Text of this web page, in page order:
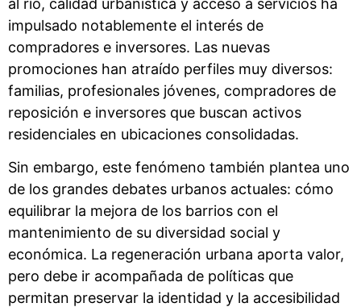
impulsado notablemente el interés de
compradores e inversores. Las nuevas
promociones han atraído perfiles muy diversos:
familias, profesionales jóvenes, compradores de
reposición e inversores que buscan activos
residenciales en ubicaciones consolidadas.
Sin embargo, este fenómeno también plantea uno
de los grandes debates urbanos actuales: cómo
equilibrar la mejora de los barrios con el
mantenimiento de su diversidad social y
económica. La regeneración urbana aporta valor,
pero debe ir acompañada de políticas que
permitan preservar la identidad y la accesibilidad